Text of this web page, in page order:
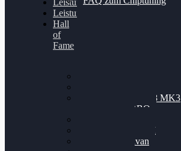
Leistungsmessung
Leistungsprüfstand
Hall
of
Fame
Nissan GT-R35 3.8 MK3
V6 TWINTURBO
VW Passat 2.0TDI
VW T6 Multivan